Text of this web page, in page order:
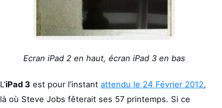
Ecran iPad 2 en haut, écran iPad 3 en bas
L’iPad 3 est pour l’instant attendu le 24 Février 2012,
là où Steve Jobs fêterait ses 57 printemps. Si ce